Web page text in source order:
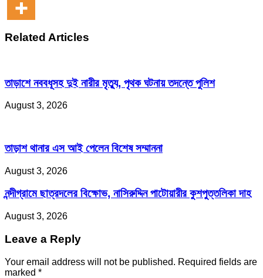
Related Articles
তাড়াশে নববধূসহ দুই নারীর মৃত্যু, পৃথক ঘটনায় তদন্তে পুলিশ
August 3, 2026
তাড়াশ থানার এস আই পেলেন বিশেষ সম্মাননা
August 3, 2026
নন্দীগ্রামে ছাত্রদলের বিক্ষোভ, নাসিরুদ্দিন পাটোয়ারীর কুশপুত্তলিকা দাহ
August 3, 2026
Leave a Reply
Your email address will not be published. Required fields are
marked *